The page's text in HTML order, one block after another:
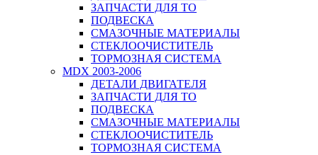
ЗАПЧАСТИ ДЛЯ ТО
ПОДВЕСКА
СМАЗОЧНЫЕ МАТЕРИАЛЫ
СТЕКЛООЧИСТИТЕЛЬ
ТОРМОЗНАЯ СИСТЕМА
MDX 2003-2006
ДЕТАЛИ ДВИГАТЕЛЯ
ЗАПЧАСТИ ДЛЯ ТО
ПОДВЕСКА
СМАЗОЧНЫЕ МАТЕРИАЛЫ
СТЕКЛООЧИСТИТЕЛЬ
ТОРМОЗНАЯ СИСТЕМА